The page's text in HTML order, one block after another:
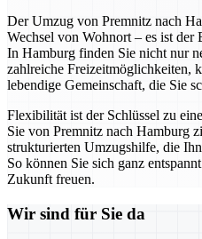
Der Umzug von Premnitz nach
Wechsel von Wohnort – es ist der
In Hamburg finden Sie nicht nur
zahlreiche Freizeitmöglichkeiten,
lebendige Gemeinschaft, die Sie
Flexibilität ist der Schlüssel zu
Sie von Premnitz nach Hamburg
strukturierten Umzugshilfe, die
So können Sie sich ganz
Zukunft freuen.
Wir sind für Sie da